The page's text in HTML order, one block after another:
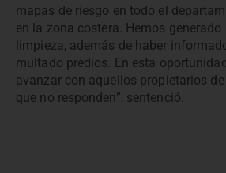
mapas de riesgo en todo el
en la zona costera. Hemos
limpieza, además de haber
multado predios. En esta
avanzar con aquellos propietarios
que no responden”, sentenció.